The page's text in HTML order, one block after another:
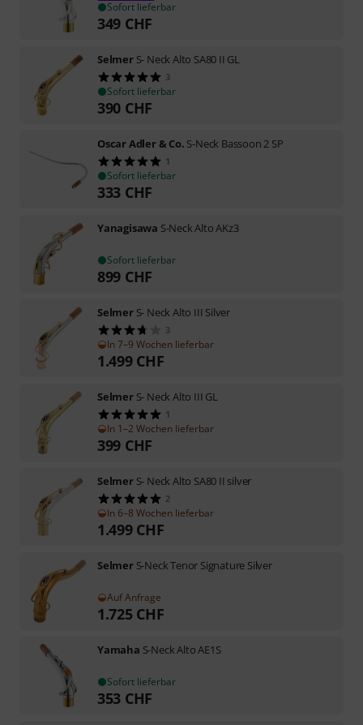
Sofort lieferbar
349 CHF
Selmer S- Neck Alto SA80 II GL
3
Sofort lieferbar
390 CHF
Oscar Adler & Co. S-Neck Bassoon 2 SP
1
Sofort lieferbar
333 CHF
Yanagisawa S-Neck Alto AKz3
Sofort lieferbar
899 CHF
Selmer S- Neck Alto III Silver
3
In 7–9 Wochen lieferbar
1.499 CHF
Selmer S- Neck Alto III GL
1
In 1–2 Wochen lieferbar
399 CHF
Selmer S- Neck Alto SA80 II silver
2
In 6–8 Wochen lieferbar
1.499 CHF
Selmer S-Neck Tenor Signature Silver
Auf Anfrage
1.725 CHF
Yamaha S-Neck Alto AE1S
Sofort lieferbar
353 CHF